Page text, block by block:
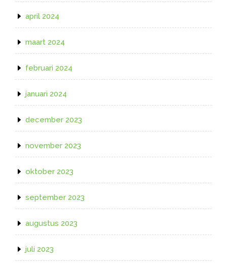
april 2024
maart 2024
februari 2024
januari 2024
december 2023
november 2023
oktober 2023
september 2023
augustus 2023
juli 2023